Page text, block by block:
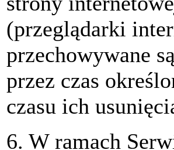
(przeglądarki
przechowywane
przez czas
czasu ich
6. W ramach